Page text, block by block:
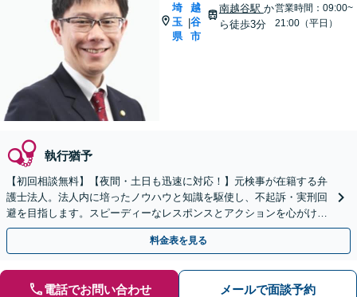
埼
玉
県
|
越
谷
市
南越谷駅 か
ら徒歩3分
営業時間：09:00~
21:00（平日）
執行猶予
【初回相談無料】【夜間・土日も迅速に対応！】元検事が在籍する弁
護士法人。法人内に培ったノウハウと知識を駆使し、不起訴・実刑回
避を目指します。スピーディーなレスポンスとアクションを心がけ、
最善の解決を目指します【電話相談可】
料金表を見る
電話でお問い合わせ メールで面談予約